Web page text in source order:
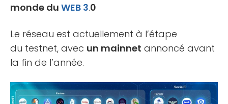
monde du WEB 3.0
Le réseau est actuellement à l’étape
du testnet, avec un mainnet annoncé avant
la fin de l’année.